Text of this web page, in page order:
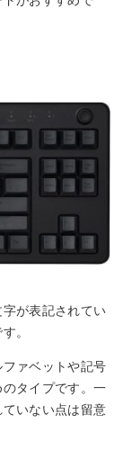
が表記されてい
。
ァベットや記号
タイプです。一
いない点は留意